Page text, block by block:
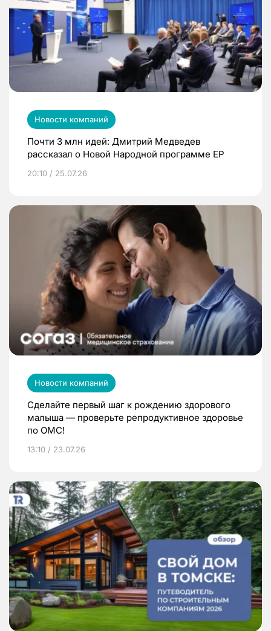
Новости компаний
Почти 3 млн идей: Дмитрий Медведев
рассказал о Новой Народной программе ЕР
20:10 / 25.07.26
Новости компаний
Сделайте первый шаг к рождению здорового
малыша — проверьте репродуктивное здоровье
по ОМС!
13:10 / 23.07.26